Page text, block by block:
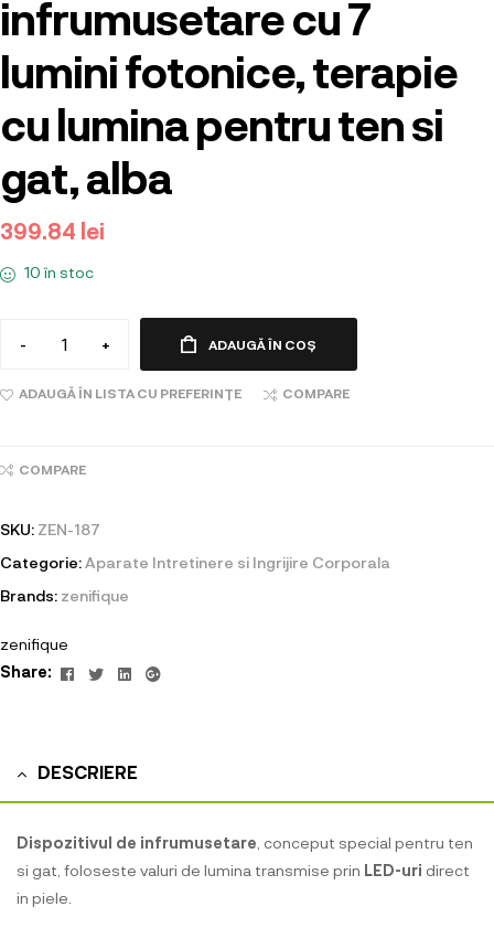
infrumusetare cu 7
lumini fotonice, terapie
cu lumina pentru ten si
gat, alba
399.84 lei
10 în stoc
- + ADAUGĂ ÎN COȘ
ADAUGĂ ÎN LISTA CU PREFERINȚE COMPARE
COMPARE
SKU: ZEN-187
Categorie:Aparate Intretinere si Ingrijire Corporala
Brands: zenifique
zenifique
Share:
Facebook
TwitterLinkedin
Google+
DESCRIERE
Dispozitivul de infrumusetare , conceput special pentru ten
si gat, foloseste valuri de lumina transmise prin LED-uri direct
in piele.